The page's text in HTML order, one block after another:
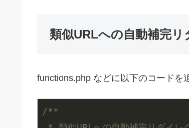
類似URLへの自動補完
functions.php などに以下のコードを
/**